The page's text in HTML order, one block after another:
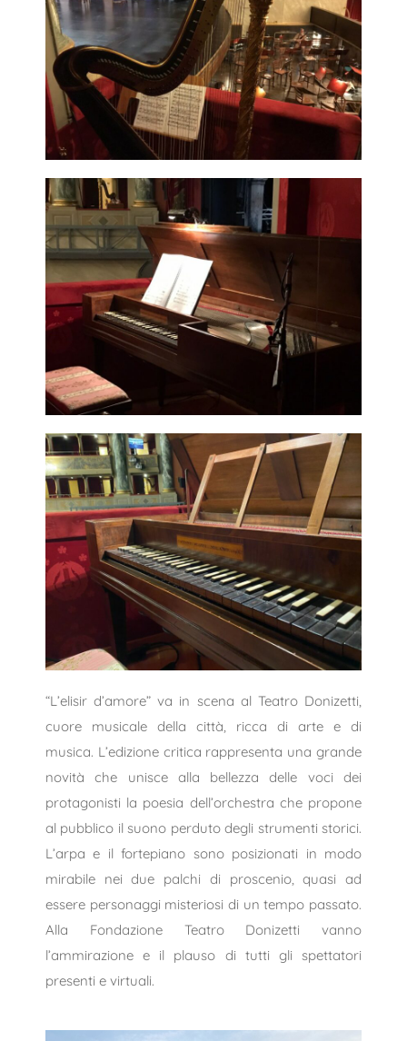
“L’elisir d’amore” va in scena al Teatro Donizetti,
cuore musicale della città, ricca di arte e di
musica. L’edizione critica rappresenta una grande
novità che unisce alla bellezza delle voci dei
protagonisti la poesia dell’orchestra che propone
al pubblico il suono perduto degli strumenti storici.
L’arpa e il fortepiano sono posizionati in modo
mirabile nei due palchi di proscenio, quasi ad
essere personaggi misteriosi di un tempo passato.
Alla Fondazione Teatro Donizetti vanno
l’ammirazione e il plauso di tutti gli spettatori
presenti e virtuali.